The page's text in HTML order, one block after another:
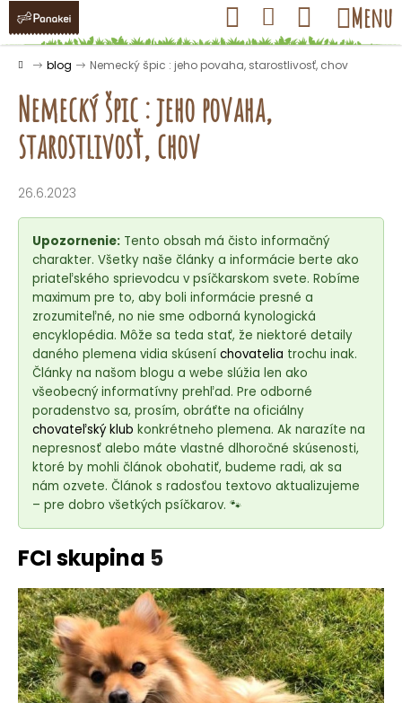
Prejsť
obsah
Hľadať Prihlásenie
Nákupný
košík
Menu
Domov
blog Nemecký špic : jeho povaha, starostlivosť, chov
Nemecký špic : jeho povaha,
starostlivosť, chov
26.6.2023
Upozornenie: Tento obsah má čisto informačný
charakter. Všetky naše články a informácie berte ako
priateľského sprievodcu v psíčkarskom svete. Robíme
maximum pre to, aby boli informácie presné a
zrozumiteľné, no nie sme odborná kynologická
encyklopédia. Môže sa teda stať, že niektoré detaily
daného plemena vidia skúsení chovatelia trochu inak.
Články na našom blogu a webe slúžia len ako
všeobecný informatívny prehľad. Pre odborné
poradenstvo sa, prosím, obráťte na oficiálny
chovateľský klub konkrétneho plemena. Ak narazíte na
nepresnosť alebo máte vlastné dlhoročné skúsenosti,
ktoré by mohli článok obohatiť, budeme radi, ak sa
nám ozvete. Článok s radosťou textovo aktualizujeme
– pre dobro všetkých psíčkarov. 🐾
FCI skupina 5
K
o Späť
Späť
o
p
á
j
s
ť
?
HĽADAŤ